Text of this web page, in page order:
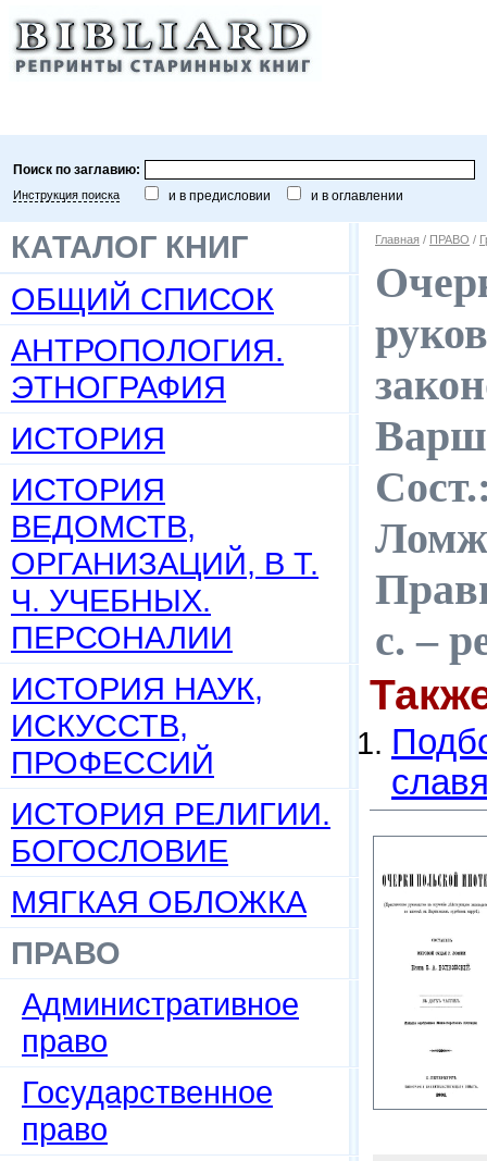
Поиск по заглавию:
Инструкция поиска и в предисловии и в оглавлении
КАТАЛОГ КНИГ
ОБЩИЙ СПИСОК
АНТРОПОЛОГИЯ.
ЭТНОГРАФИЯ
ИСТОРИЯ
ИСТОРИЯ
ВЕДОМСТВ,
ОРГАНИЗАЦИЙ, В Т.
Ч. УЧЕБНЫХ.
ПЕРСОНАЛИИ
ИСТОРИЯ НАУК,
ИСКУССТВ,
ПРОФЕССИЙ
ИСТОРИЯ РЕЛИГИИ.
БОГОСЛОВИЕ
МЯГКАЯ ОБЛОЖКА
ПРАВО
Административное
право
Государственное
право
Главная / ПРАВО /
с. –